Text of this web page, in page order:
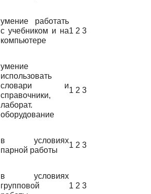
умение работать
с учебником и на
компьютере
1 2 3
умение
использовать
словари и
справочники,
лаборат.
оборудование
1 2 3
в условиях
парной работы
1 2 3
в условиях
групповой
1 2 3